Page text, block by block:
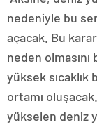
nedeniyle bu
açacak. Bu
neden
yüksek sıcaklık
ortamı
yükselen deniz